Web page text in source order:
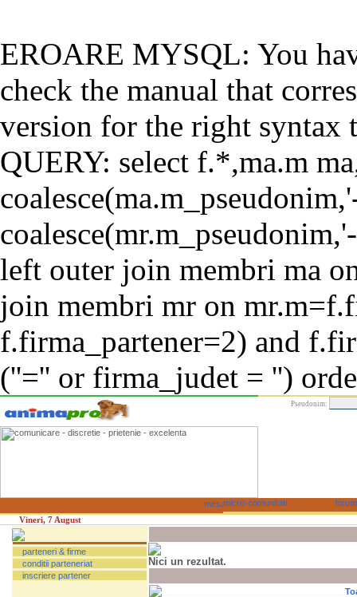
EROARE MYSQL: You
check the manual that
version for the right syntax
QUERY: select f.*,ma.m
left outer join membri ma
join membri mr on
f.firma_partener=2) and
(''='' or firma_judet = '')
Pseudonim:
Vineri, 7 August
parteneri & firme
conditii parteneriat
inscriere partener
Nici un rezultat.